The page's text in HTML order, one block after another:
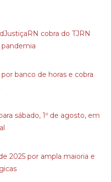
cobra do TJRN
banco de horas e cobra
sábado, 1º de agosto, em
2025 por ampla maioria e